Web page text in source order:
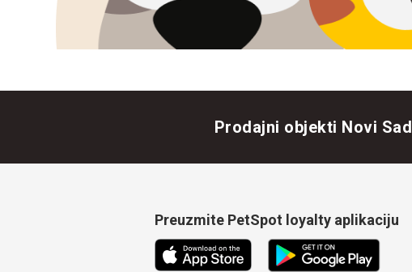
Prodajni objekti Novi Sad
Preuzmite PetSpot loyalty aplikaciju